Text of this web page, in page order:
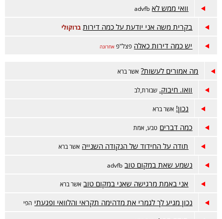
וואי ממש לא advfb
בקרית משה אני יודעת על כמה דירות ברוקולי
יש כמה דירות כאלה פצל"פ אחרונה
מה אמורים לעשות? אשר ברא
וואו. חיבוק. שבורת,לב
נכון! אשר ברא
כמה דברים טבע, אמת
תודה על החידוד של הנקודה השנייה אשר ברא
נשמע שאת במקום טוב advfb
אני באמת מרגישה שאני במקום טוב אשר ברא
נכון מגיע לך לגמרי את מדהימה תקראי והלוואי ופגעתי הפי